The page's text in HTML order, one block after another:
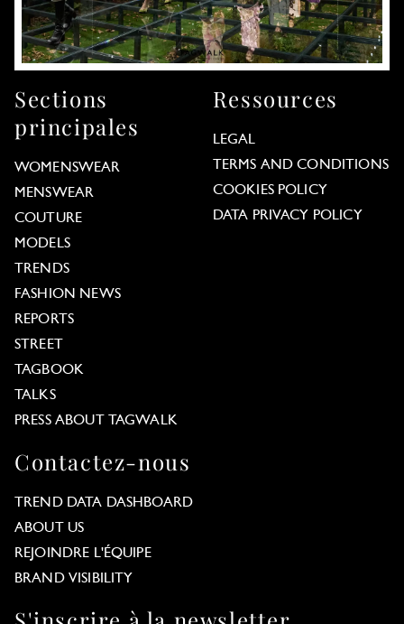
Sections
principales
WOMENSWEAR
MENSWEAR
COUTURE
MODELS
TRENDS
FASHION NEWS
REPORTS
STREET
TAGBOOK
TALKS
PRESS ABOUT TAGWALK
Ressources
LEGAL
TERMS AND CONDITIONS
COOKIES POLICY
DATA PRIVACY POLICY
Contactez-nous
TREND DATA DASHBOARD
ABOUT US
REJOINDRE L'ÉQUIPE
BRAND VISIBILITY